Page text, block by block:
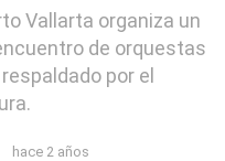
Vallarta organiza un
de orquestas
por el
hace 2 años